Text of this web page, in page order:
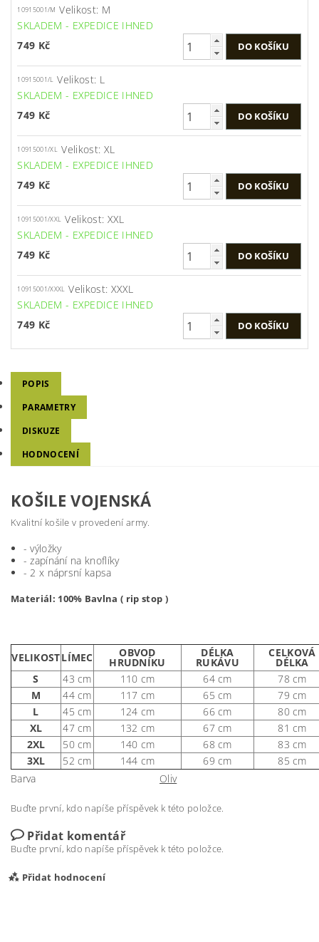
10915001/M Velikost: M
SKLADEM - EXPEDICE IHNED
749 Kč
10915001/L Velikost: L
SKLADEM - EXPEDICE IHNED
749 Kč
10915001/XL Velikost: XL
SKLADEM - EXPEDICE IHNED
749 Kč
10915001/XXL Velikost: XXL
SKLADEM - EXPEDICE IHNED
749 Kč
10915001/XXXL Velikost: XXXL
SKLADEM - EXPEDICE IHNED
749 Kč
POPIS
PARAMETRY
DISKUZE
HODNOCENÍ
KOŠILE VOJENSKÁ
Kvalitní košile v provedení army.
- výložky
- zapínání na knoflíky
- 2 x náprsní kapsa
Materiál: 100% Bavlna ( rip stop )
VELIKOSTLÍMEC OBVOD
HRUDNÍKU
DÉLKA
RUKÁVU
CELKOVÁ
DÉLKA
S
43 cm 110 cm 64 cm
78 cm
M
44 cm 117 cm 65 cm
79 cm
L
45 cm 124 cm 66 cm
80 cm
XL
47 cm 132 cm 67 cm
81 cm
2XL
50 cm 140 cm 68 cm
83 cm
3XL
52 cm 144 cm 69 cm
85 cm
Barva
Oliv
Buďte první, kdo napíše příspěvek k této položce.
Přidat komentář
Buďte první, kdo napíše příspěvek k této položce.
Přidat hodnocení